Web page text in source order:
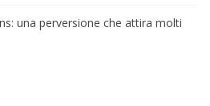
una perversione che attira molti